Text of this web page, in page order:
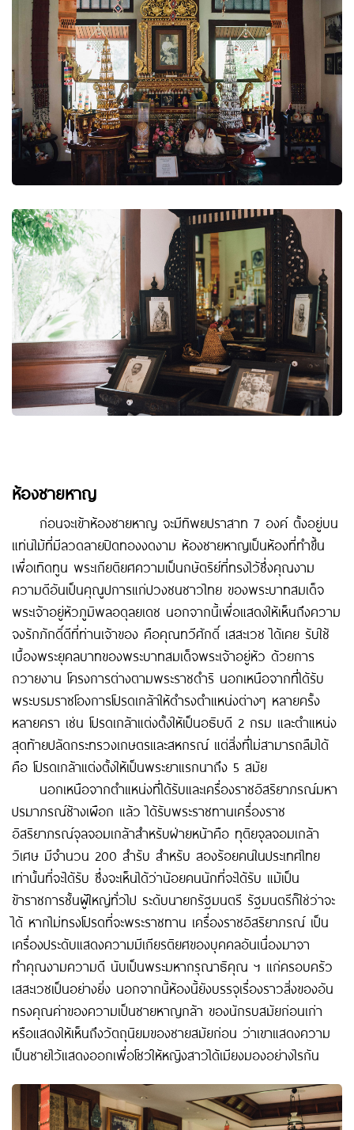
ห้องชายหาญ
ก่อนจะเข้าห้องชายหาญ จะมีทิพยปราสาท 7 องค์ ตั้งอยู่บน
แท่นไม้ที่มีลวดลายปิดทองงดงาม ห้องชายหาญเป็นห้องที่ทำขึ้น
เพื่อเทิดทูน พระเกียติยศความเป็นกษัตริย์ที่ทรงไว้ซึ่งคุณงาม
ความดีอันเป็นคุณูปการแก่ปวงชนชาวไทย ของพระบาทสมเด็จ
พระเจ้าอยู่หัวภูมิพลอดุลยเดช นอกจากนี้เพื่อแสดงให้เห็นถึงความ
จงรักภักดิ์ดีที่ท่านเจ้าของ คือคุณทวีศักดิ์ เสสะเวช ได้เคย รับใช้
เบื้องพระยุคลบาทของพระบาทสมเด็จพระเจ้าอยู่หัว ด้วยการ
ถวายงาน โครงการต่างตามพระราชดำริ นอกเหนือจากที่ได้รับ
พระบรมราชโองการโปรดเกล้าให้ดำรงตำแหน่งต่างๆ หลายครั้ง
หลายครา เช่น โปรดเกล้าแต่งตั้งให้เป็นอธิบดี 2 กรม และตำแหน่ง
สุดท้ายปลัดกระทรวงเกษตรและสหกรณ์ แต่สิ่งที่ไม่สามารถลืมได้
คือ โปรดเกล้าแต่งตั้งให้เป็นพระยาแรกนาถึง 5 สมัย
นอกเหนือจากตำแหน่งที่ได้รับและเครื่องราชอิสริยาภรณ์มหา
ปรมาภรณ์ช้างเผือก แล้ว ได้รับพระราชทานเครื่องราช
อิสริยาภรณ์จุลจอมเกล้าสำหรับฝ่ายหน้าคือ ทุติยจุลจอมเกล้า
วิเศษ มีจำนวน 200 สำรับ สำหรับ สองร้อยคนในประเทศไทย
เท่านั้นที่จะได้รับ ซึ่งจะเห็นได้ว่าน้อยคนนักที่จะได้รับ แม้เป็น
ข้าราชการชั้นผู้ใหญ่ทั่วไป ระดับนายกรัฐมนตรี รัฐมนตรีก็ใช่ว่าจะ
ได้ หากไม่ทรงโปรดที่จะพระราชทาน เครื่องราชอิสริยาภรณ์ เป็น
เครื่องประดับแสดงความมีเกียรติยศของบุคคลอันเนื่องมาจา
ทำคุณงามความดี นับเป็นพระมหากรุณาธิคุณ ฯ แก่ครอบครัว
เสสะเวชเป็นอย่างยิ่ง นอกจากนี้ห้องนี้ยังบรรจุเรื่องราวสิ่งของอัน
ทรงคุณค่าของความเป็นชายหาญกล้า ของนักรบสมัยก่อนเก่า
หรือแสดงให้เห็นถึงวัตถุนิยมของชายสมัยก่อน ว่าเขาแสดงความ
เป็นชายไว้แสดงออกเพื่อโชว์ให้หญิงสาวได้เมียงมองอย่างไรกัน